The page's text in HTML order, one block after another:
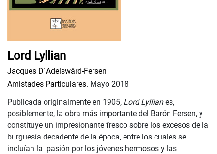
Lord Lyllian
Jacques D´Adelswärd-Fersen
Amistades Particulares. Mayo 2018
Publicada originalmente en 1905, Lord Lyllianes,
posiblemente, la obra más importante del Barón Fersen, y
constituye un impresionante fresco sobre los excesos de la
burguesía decadente de la época, entre los cuales se
incluían la pasión por los jóvenes hermosos y las